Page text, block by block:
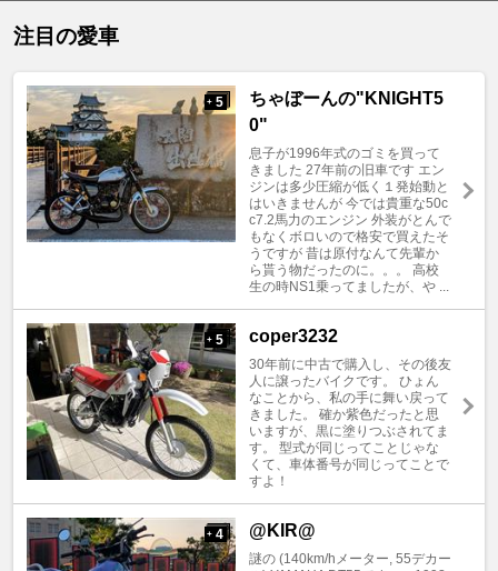
注目の愛車
+ 5
ちゃぼーんの"KNIGHT5
0"
息子が1996年式のゴミを買って
きました 27年前の旧車です エン
ジンは多少圧縮が低く１発始動と
はいきませんが 今では貴重な50c
c7.2馬力のエンジン 外装がとんで
もなくボロいので格安で買えたそ
うですが 昔は原付なんて先輩か
ら貰う物だったのに。。。 高校
生の時NS1乗ってましたが、や ...
+ 5 coper3232
30年前に中古で購入し、その後友
人に譲ったバイクです。 ひょん
なことから、私の手に舞い戻って
きました。 確か紫色だったと思
いますが、黒に塗りつぶされてま
す。 型式が同じってことじゃな
くて、車体番号が同じってことで
すよ！
+ 4 @KIR@
謎の (140km/hメーター, 55デカー